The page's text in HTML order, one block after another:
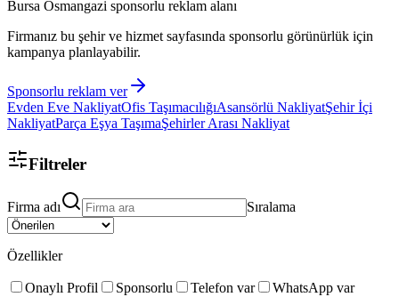
Bursa Osmangazi sponsorlu reklam alanı
Firmanız bu şehir ve hizmet sayfasında sponsorlu görünürlük için
kampanya planlayabilir.
Sponsorlu reklam ver
Evden Eve NakliyatOfis TaşımacılığıAsansörlü NakliyatŞehir İçi
NakliyatParça Eşya TaşımaŞehirler Arası Nakliyat
Filtreler
Firma adı Sıralama
Özellikler
Onaylı Profil Sponsorlu Telefon var
WhatsApp var